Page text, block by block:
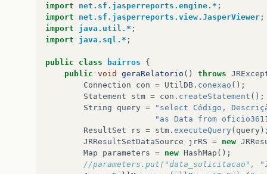
import
net.sf.jasperreports.engine.* ;
import
net.sf.jasperreports.view.JasperViewer ;
import
java.util.* ;
import
java.sql.* ;
public class bairros
{
public void geraRelatorio () throws
Connection
con = UtilDB . conexao ();
Statement
stm = con . createStatement ();
String
query =
"select Código,
"as Data from
ResultSet
rs = stm . executeQuery ( query
JRResultSetDataSource
jrRS = new
Map
parameters = new HashMap ();
//